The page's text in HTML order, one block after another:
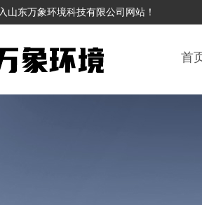
山东万象环境科技有限公司网站！
首